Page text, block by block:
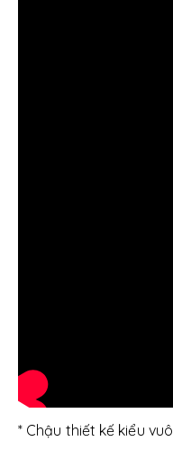
* Chậu thiết kế kiểu